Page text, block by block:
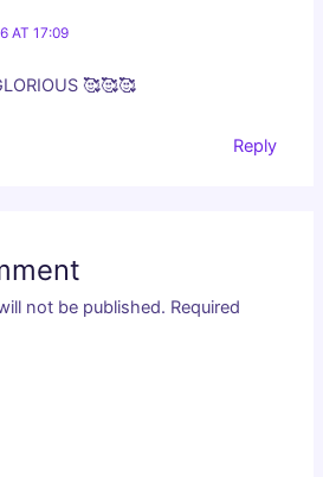
AT 17:09
🥰🥰🥰
Reply
not be published. Required